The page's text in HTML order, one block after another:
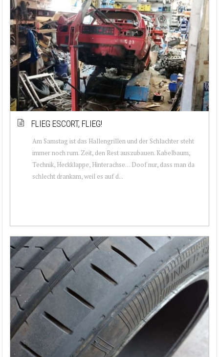
FLIEG ESCORT, FLIEG!
Am Samstag ist das Hallengrillen und der Schlachter steht
immer noch rum. Zeit, den Rest auszubauen. Kabelbaum,
Technik, Heckklappe, Hinterachse… Doof nur, dass man da
schlecht drankam, weil es auf d...